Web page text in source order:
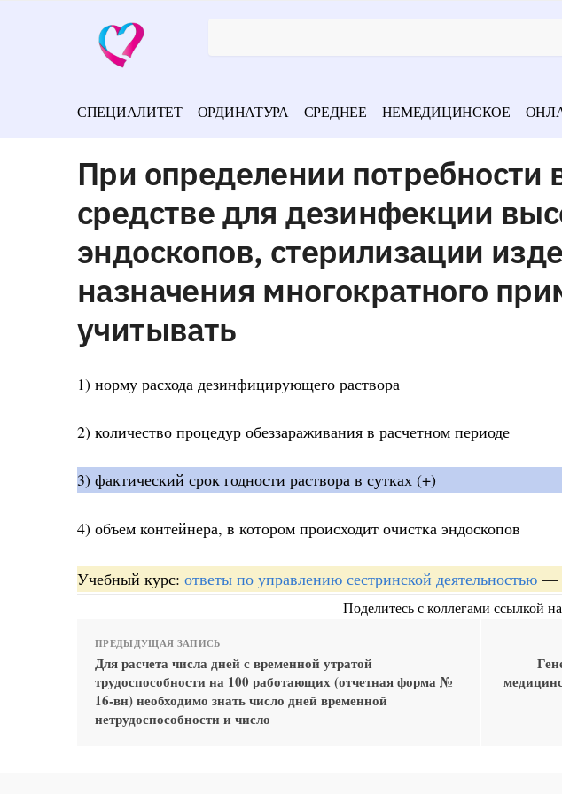
СПЕЦИАЛИТЕТ ОРДИНАТУРА СРЕДНЕЕ НЕМЕДИЦИНСКОЕ
При определении
средстве для дезинфекции
эндоскопов, стерилизации
назначения многократного
учитывать
1) норму расхода дезинфицирующего раствора
2) количество процедур обеззараживания в расчетном периоде
3) фактический срок годности раствора в сутках (+)
4) объем контейнера, в котором происходит очистка эндоскопов
Учебный курс: ответы по управлению сестринской деятельностью —
Поделитесь с коллегами ссылкой
ПРЕДЫДУЩАЯ ЗАПИСЬ
Для расчета числа дней с временной утратой
трудоспособности на 100 работающих (отчетная форма №
16-вн) необходимо знать число дней временной
нетрудоспособности и число